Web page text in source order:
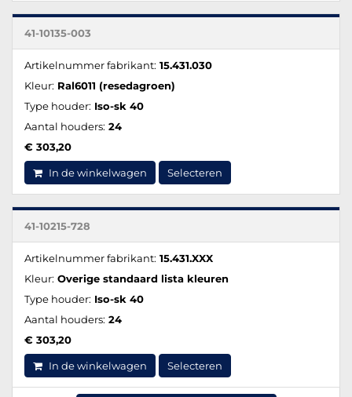
41-10135-003
Artikelnummer fabrikant: 15.431.030
Kleur: Ral6011 (resedagroen)
Type houder: Iso-sk 40
Aantal houders: 24
€ 303,20
In de winkelwagen Selecteren
41-10215-728
Artikelnummer fabrikant: 15.431.XXX
Kleur: Overige standaard lista kleuren
Type houder: Iso-sk 40
Aantal houders: 24
€ 303,20
In de winkelwagen Selecteren